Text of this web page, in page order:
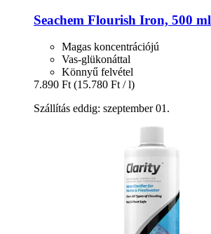
Seachem Flourish Iron, 500 ml
Magas koncentrációjú
Vas-glükonáttal
Könnyű felvétel
7.890 Ft (15.780 Ft / l)
Szállítás eddig: szeptember 01.